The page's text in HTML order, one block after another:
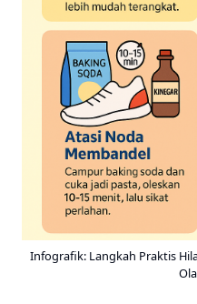
Infografik: Langkah Praktis